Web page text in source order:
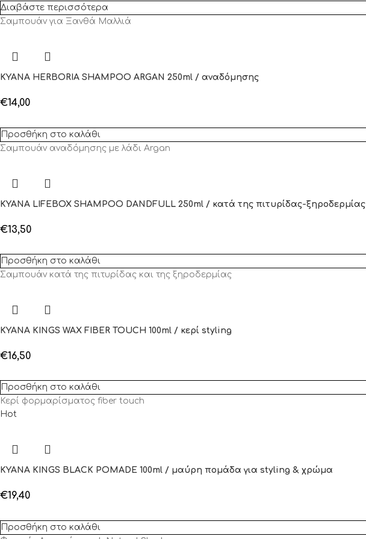
Διαβάστε περισσότερα
Σαμπουάν για Ξανθά Μαλλιά
KYANA HERBORIA SHAMPOO ARGAN 250ml / αναδόμησης
€14,00
Προσθήκη στο καλάθι
Σαμπουάν αναδόμησης με λάδι Argan
KYANA LIFEBOX SHAMPOO DANDFULL 250ml / κατά της πιτυρίδας-ξηροδερμίας
€13,50
Προσθήκη στο καλάθι
Σαμπουάν κατά της πιτυρίδας και της ξηροδερμίας
KYANA KINGS WAX FIBER TOUCH 100ml / κερί styling
€16,50
Προσθήκη στο καλάθι
Κερί φορμαρίσματος fiber touch
Hot
KYANA KINGS BLACK POMADE 100ml / μαύρη πομάδα για styling & χρώμα
€19,40
Προσθήκη στο καλάθι